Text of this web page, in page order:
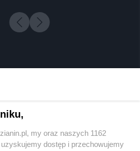
my oraz naszych 1162
dostęp i przechowujemy